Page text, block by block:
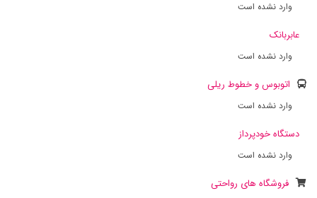
وارد نشده است
عابربانک
وارد نشده است
اتوبوس و خطوط ریلی
وارد نشده است
دستگاه خودپرداز
وارد نشده است
فروشگاه های رواحتی